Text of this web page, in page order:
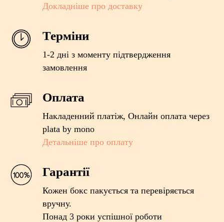
Докладніше про доставку
Терміни
1-2 дні з моменту підтвердження
замовлення
Оплата
Накладенний платіж, Онлайн оплата через
plata by mono
Детальніше про оплату
Гарантії
Кожен бокс пакується та перевіряється
вручну.
Понад 3 роки успішної роботи